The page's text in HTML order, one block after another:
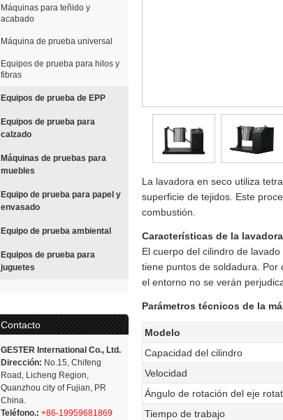
Máquinas para teñido y
acabado
Máquina de prueba universal
Equipos de prueba para hilos y
fibras
Equipos de prueba de EPP
Equipos de prueba para
calzado
Máquinas de pruebas para
muebles
Equipo de prueba para papel y
envasado
Equipo de prueba ambiental
Equipos de prueba para
juguetes
Contacto
GESTER International Co., Ltd.
Dirección: No.15, Chifeng
Road, Licheng Region,
Quanzhou city of Fujian, PR
China.
Teléfono.: +86-19959681869
La lavadora en seco utiliza
superficie de tejidos. Este
combustión.
Características de la
El cuerpo del cilindro de
tiene puntos de soldadura.
el entorno no se verán
Parámetros técnicos de la
Modelo
Capacidad del cilindro
Velocidad
Ángulo de rotación del eje
Tiempo de trabajo